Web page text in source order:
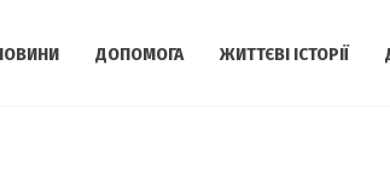
ДОПОМОГА ЖИТТЄВІ ІСТОРІЇ